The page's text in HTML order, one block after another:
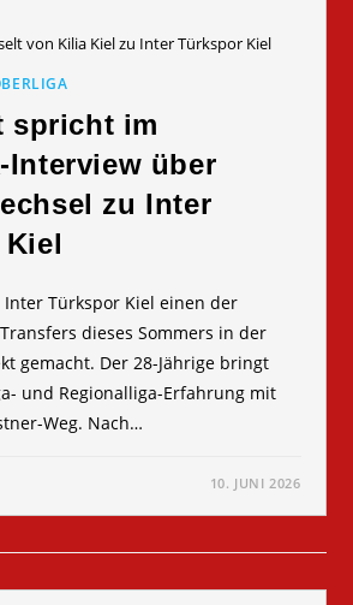
von Kilia Kiel zu Inter Türkspor Kiel
spricht im
Interview über
zu Inter
Türkspor Kiel einen der
dieses Sommers in der
gemacht. Der 28-Jährige bringt
und Regionalliga-Erfahrung mit
Weg. Nach…
10. JUNI 2026